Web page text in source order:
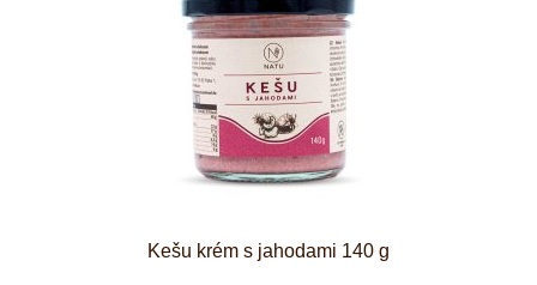
Kešu krém s jahodami 140 g